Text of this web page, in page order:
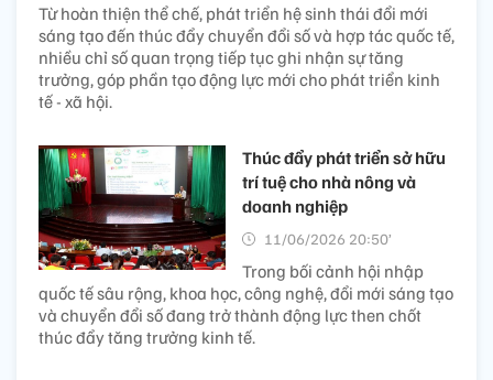
Từ hoàn thiện thể chế, phát triển hệ sinh thái đổi mới
sáng tạo đến thúc đẩy chuyển đổi số và hợp tác quốc tế,
nhiều chỉ số quan trọng tiếp tục ghi nhận sự tăng
trưởng, góp phần tạo động lực mới cho phát triển kinh
tế - xã hội.
Thúc đẩy phát triển sở hữu
trí tuệ cho nhà nông và
doanh nghiệp
11/06/2026 20:50’
Trong bối cảnh hội nhập
quốc tế sâu rộng, khoa học, công nghệ, đổi mới sáng tạo
và chuyển đổi số đang trở thành động lực then chốt
thúc đẩy tăng trưởng kinh tế.